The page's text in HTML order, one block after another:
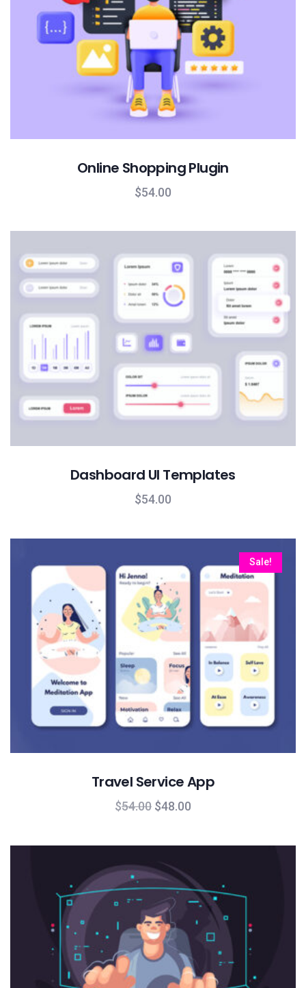
Online Shopping Plugin
$54.00
Dashboard UI Templates
$54.00
Sale!
Travel Service App
$54.00 $48.00